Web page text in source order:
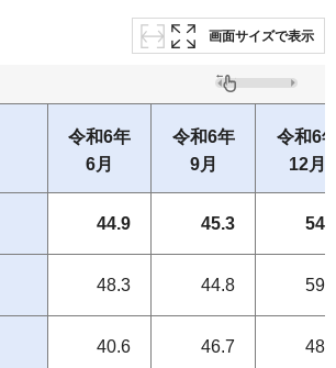
画面サイズで表示
令和6年
6月
令和6年
9月
令和6
12月
44.9 45.3
48.3 44.8
40.6 46.7